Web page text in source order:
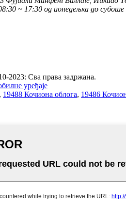
~ 17:30 од понедељка до суботе
2023: Сва права задржана.
уређаје
, 19488 Кочиона облога, 19486